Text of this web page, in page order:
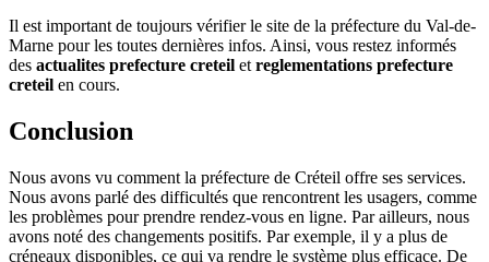
Il est important de toujours vérifier le site de la préfecture du Val-de-
Marne pour les toutes dernières infos. Ainsi, vous restez informés
des actualites prefecture creteil et reglementations prefecture
creteil en cours.
Conclusion
Nous avons vu comment la préfecture de Créteil offre ses services.
Nous avons parlé des difficultés que rencontrent les usagers, comme
les problèmes pour prendre rendez-vous en ligne. Par ailleurs, nous
avons noté des changements positifs. Par exemple, il y a plus de
créneaux disponibles, ce qui va rendre le système plus efficace. De